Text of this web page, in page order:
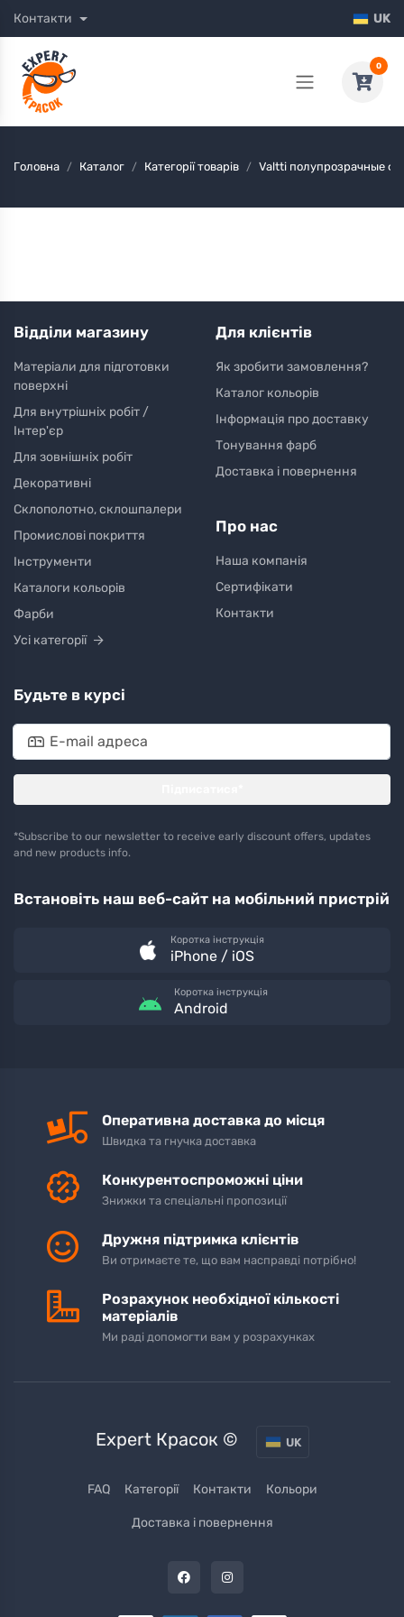
Контакти UK
0
Головна Каталог Категорії товарів Valtti полупрозрачные
Відділи магазину
Матеріали для підготовки
поверхні
Для внутрішніх робіт /
Інтер'єр
Для зовнішніх робіт
Декоративні
Склополотно, склошпалери
Промислові покриття
Інструменти
Каталоги кольорів
Фарби
Усі категорії
Для клієнтів
Як зробити замовлення?
Каталог кольорів
Інформація про доставку
Тонування фарб
Доставка і повернення
Про нас
Наша компанія
Сертифікати
Контакти
Будьте в курсі
*Subscribe to our newsletter to receive early discount offers, updates
and new products info.
Встановіть наш веб-сайт на мобільний пристрій
Коротка інструкція
iPhone / iOS
Коротка інструкція
Android
Оперативна доставка до місця
Швидка та гнучка доставка
Конкурентоспроможні ціни
Знижки та спеціальні пропозиції
Дружня підтримка клієнтів
Ви отримаєте те, що вам насправді потрібно!
Розрахунок необхідної кількості
матеріалів
Ми раді допомогти вам у розрахунках
Expert Красок © UK
FAQ Категорії Контакти Кольори
Доставка і повернення